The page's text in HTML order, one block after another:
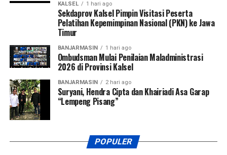
KALSEL 1 hari ago
Sekdaprov Kalsel Pimpin Visitasi Peserta
Pelatihan Kepemimpinan Nasional (PKN) ke Jawa
Timur
BANJARMASIN 1 hari ago
Ombudsman Mulai Penilaian Maladministrasi
2026 di Provinsi Kalsel
BANJARMASIN 2 hari ago
Suryani, Hendra Cipta dan Khairiadi Asa Garap
“Lempeng Pisang”
POPULER